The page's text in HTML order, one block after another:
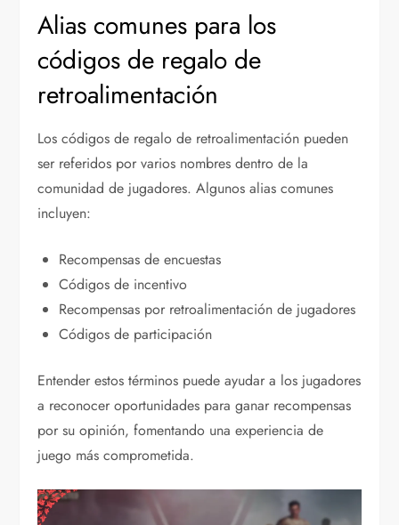
Alias comunes para los
códigos de regalo de
retroalimentación
Los códigos de regalo de retroalimentación pueden
ser referidos por varios nombres dentro de la
comunidad de jugadores. Algunos alias comunes
incluyen:
Recompensas de encuestas
Códigos de incentivo
Recompensas por retroalimentación de jugadores
Códigos de participación
Entender estos términos puede ayudar a los jugadores
a reconocer oportunidades para ganar recompensas
por su opinión, fomentando una experiencia de
juego más comprometida.